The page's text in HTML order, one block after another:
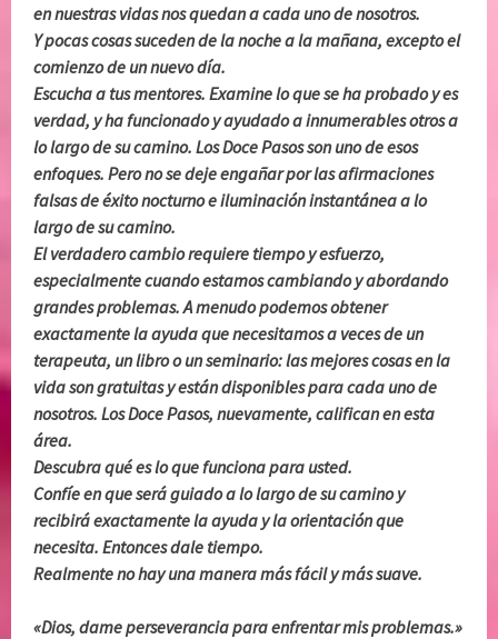
en nuestras vidas nos quedan a cada uno de nosotros.
Y pocas cosas suceden de la noche a la mañana, excepto el
comienzo de un nuevo día.
Escucha a tus mentores. Examine lo que se ha probado y es
verdad, y ha funcionado y ayudado a innumerables otros a
lo largo de su camino. Los Doce Pasos son uno de esos
enfoques. Pero no se deje engañar por las afirmaciones
falsas de éxito nocturno e iluminación instantánea a lo
largo de su camino.
El verdadero cambio requiere tiempo y esfuerzo,
especialmente cuando estamos cambiando y abordando
grandes problemas. A menudo podemos obtener
exactamente la ayuda que necesitamos a veces de un
terapeuta, un libro o un seminario: las mejores cosas en la
vida son gratuitas y están disponibles para cada uno de
nosotros. Los Doce Pasos, nuevamente, califican en esta
área.
Descubra qué es lo que funciona para usted.
Confíe en que será guiado a lo largo de su camino y
recibirá exactamente la ayuda y la orientación que
necesita. Entonces dale tiempo.
Realmente no hay una manera más fácil y más suave.
«Dios, dame perseverancia para enfrentar mis problemas.»